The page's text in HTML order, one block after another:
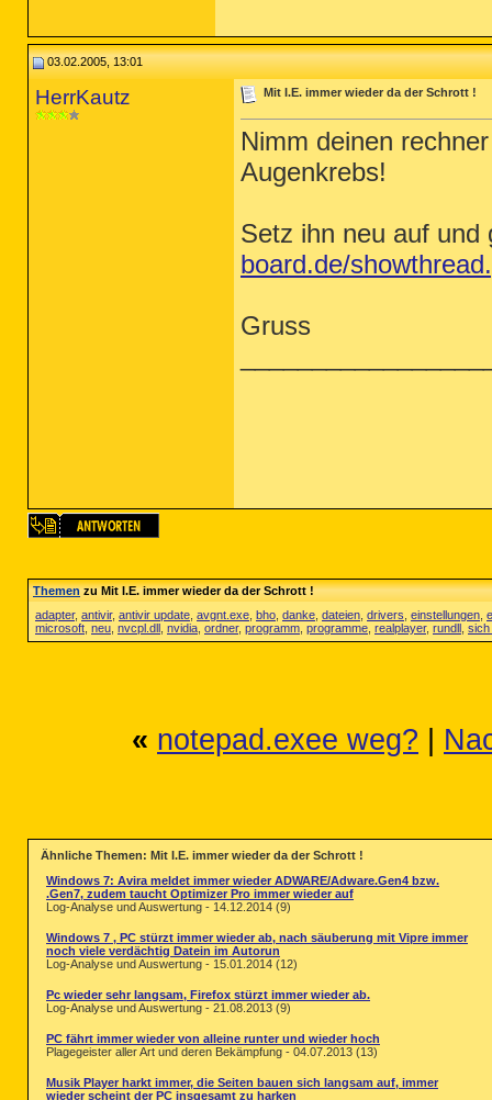
03.02.2005, 13:01
HerrKautz Mit I.E. immer wieder da der Schrott !
Nimm deinen
Augenkrebs!
Setz ihn neu auf und
board.de/
Gruss
Themenzu Mit I.E. immer wieder da der Schrott !
adapter, antivir, antivir update avgnt.exe bho danke dateien drivers einstellungen
microsoft neu nvcpl.dll nvidia ordner, programm programme realplayer, rundll sich
« notepad.exee weg?
Ähnliche Themen: Mit I.E. immer wieder da der Schrott !
Windows 7: Avira meldet immer wieder ADWARE/Adware.Gen4 bzw.
.Gen7, zudem taucht Optimizer Pro immer wieder auf
Log-Analyse und Auswertung - 14.12.2014 (9)
Windows 7 , PC stürzt immer wieder ab, nach säuberung mit Vipre immer
noch viele verdächtig Datein im Autorun
Log-Analyse und Auswertung - 15.01.2014 (12)
Pc wieder sehr langsam, Firefox stürzt immer wieder ab.
Log-Analyse und Auswertung - 21.08.2013 (9)
PC fährt immer wieder von alleine runter und wieder hoch
Plagegeister aller Art und deren Bekämpfung - 04.07.2013 (13)
Musik Player harkt immer, die Seiten bauen sich langsam auf, immer
wieder scheint der PC insgesamt zu harken